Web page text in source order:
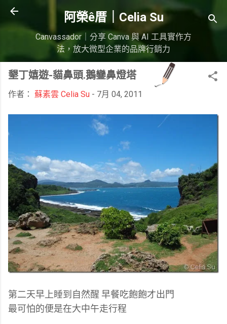
跳到主要內容
阿榮ê厝｜Celia Su
Canvassador｜分享 Canva 與 AI 工具實作方
法，放大微型企業的品牌行銷力
墾丁嬉遊-貓鼻頭.鵝鑾鼻燈塔
作者： 蘇素雲 Celia Su - 7月 04, 2011
第二天早上睡到自然醒 早餐吃飽飽才出門
最可怕的便是在大中午走行程